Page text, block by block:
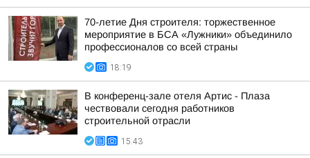
70-летие Дня строителя: торжественное
мероприятие в БСА «Лужники» объединило
профессионалов со всей страны
18:19
В конференц-зале отеля Артис - Плаза
чествовали сегодня работников
строительной отрасли
15:43